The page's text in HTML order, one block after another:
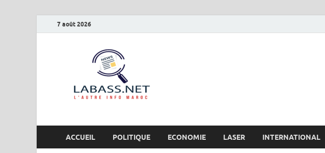
7 août 2026
ACCUEIL POLITIQUE ECONOMIE LASER INTERNATIONAL